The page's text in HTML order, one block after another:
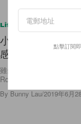
Lifestyle
小丑女《Birds of
感惹網民熱論！
雖然網民正反兩方各有意
Robbie 本人！
By Bunny Lau/2019年6月
點擊訂閱